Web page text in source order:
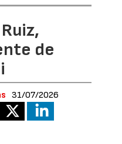
de
31/07/2026